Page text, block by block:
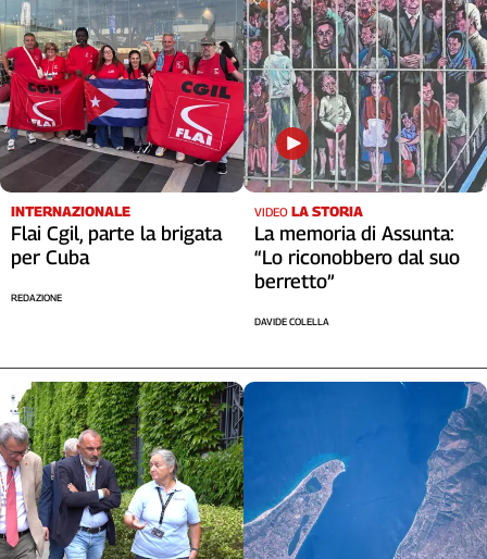
Cerca
Contatti
La
redazione
Newsletter
INTERNAZIONALE
Flai Cgil, parte la brigata
per Cuba
REDAZIONE
VIDEO LA STORIA
La memoria di Assunta:
“Lo riconobbero dal suo
berretto”
DAVIDE COLELLA